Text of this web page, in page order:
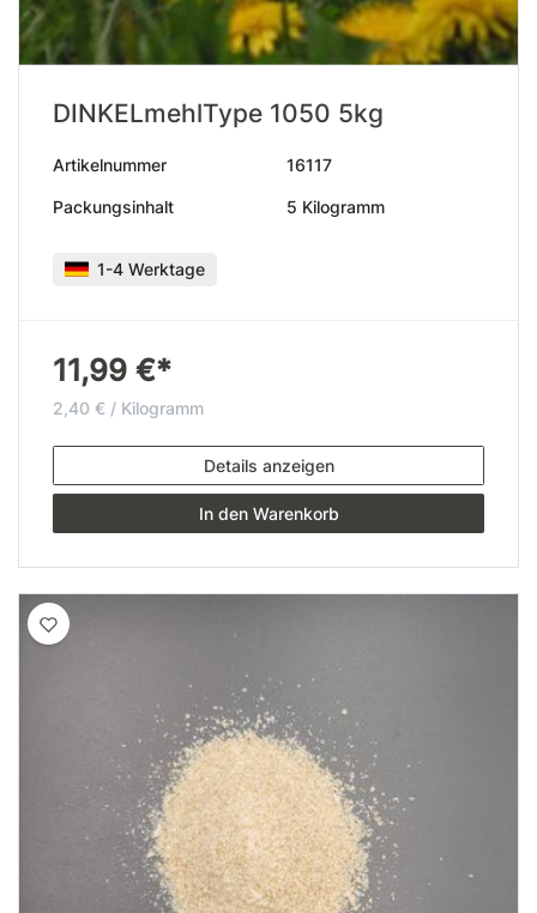
DINKELmehlType 1050 5kg
Artikelnummer 16117
Packungsinhalt 5 Kilogramm
1-4 Werktage
11,99 €*
2,40 € / Kilogramm
Details anzeigen
In den Warenkorb